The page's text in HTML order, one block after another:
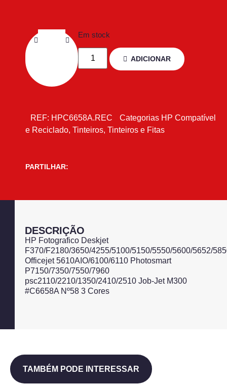
Em stock
ADICIONAR
REF: HPC6658A.REC Categorias HP Compatível
e Reciclado, Tinteiros, Tinteiros e Fitas
PARTILHAR:
DESCRIÇÃO
HP Fotografico Deskjet
F370/F2180/3650/4255/5100/5150/5550/5600/5652/
Officejet 5610AIO/6100/6110 Photosmart
P7150/7350/7550/7960
psc2110/2210/1350/2410/2510 Job-Jet M300
#C6658A Nº58 3 Cores
TAMBÉM PODE INTERESSAR